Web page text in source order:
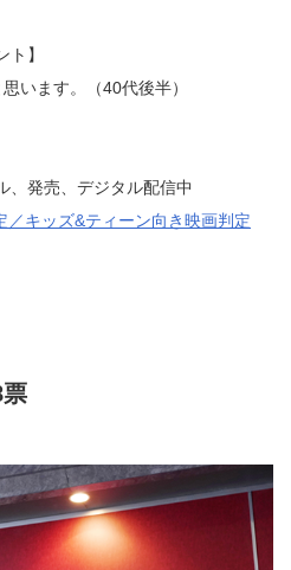
ト】
います。（40代後半）
、発売、デジタル配信中
／キッズ&ティーン向き映画判定